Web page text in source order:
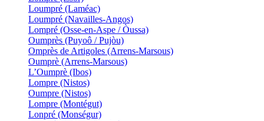
Loumpré (Laméac)
Loumpré (Navailles-Angos)
Lompré (Osse-en-Aspe / Òussa)
Oumprès (Puyoô / Pujòu)
Omprès de Artigoles (Arrens-Marsous)
Oumprè (Arrens-Marsous)
L’Oumprè (Ibos)
Lompre (Nistos)
Oumpre (Nistos)
Lompre (Montégut)
Lonpré (Monségur)